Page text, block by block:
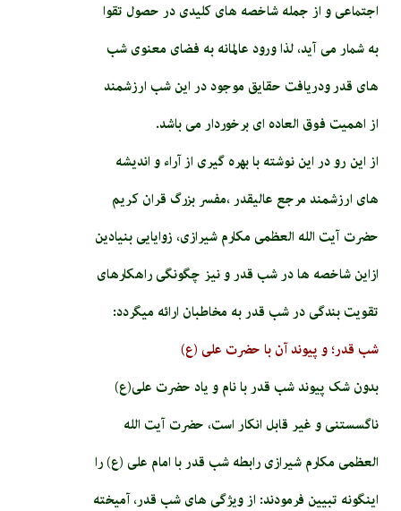
اجتماعی و از جمله شاخصه های کلیدی در حصول تقوا
به شمار می آید، لذا ورود عالمانه به فضای معنوی شب
های قدر ودریافت حقایق موجود در این شب ارزشمند
از اهمیت فوق العاده ای برخوردار می باشد.
از این رو در این نوشته با بهره گیری از آراء و اندیشه
های ارزشمند مرجع عالی­قدر ،مفسر بزرگ قران کریم
حضرت آیت الله العظمی مکارم شیرازی، زوایایی بنیادین
ازاین شاخصه ها در شب قدر و نیز چگونگی راهکارهای
تقویت بندگی در شب قدر به مخاطبان ارائه می­گردد:
شب قدر؛ و پیوند آن با حضرت علی (ع)
بدون شک پیوند شب قدر با نام و یاد حضرت علی(ع)
ناگسستنی و غیر قابل انکار است، حضرت آیت الله
العظمی مکارم شیرازی رابطه شب قدر با امام علی (ع) را
اینگونه تبیین فرمودند: از ویژگی های شب قدر، آمیخته